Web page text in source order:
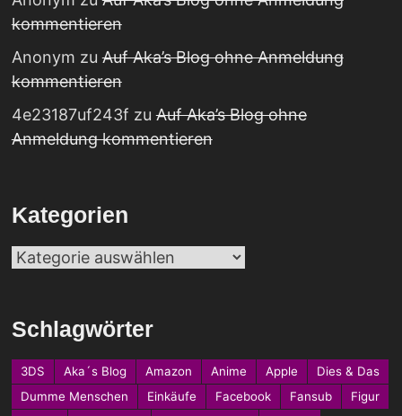
kommentieren
Anonym zuAuf Aka’s Blog ohne Anmeldung
kommentieren
4e23187uf243f zuAuf Aka’s Blog ohne
Anmeldung kommentieren
Kategorien
Kategorien
Schlagwörter
3DS Aka´s Blog Amazon Anime Apple
Dies & Das
Dumme Menschen
Einkäufe Facebook Fansub
Figur